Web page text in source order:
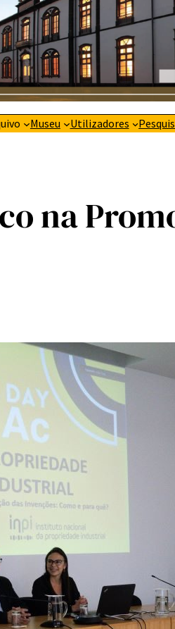
Museu Utilizadores
na